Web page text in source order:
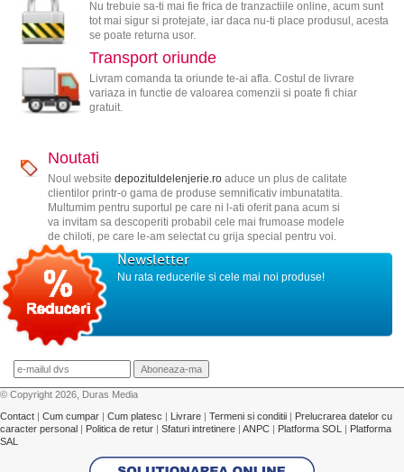
Nu trebuie sa-ti mai fie frica de tranzactiile online, acum sunt
tot mai sigur si protejate, iar daca nu-ti place produsul, acesta
se poate returna usor.
Transport oriunde
Livram comanda ta oriunde te-ai afla. Costul de livrare
variaza in functie de valoarea comenzii si poate fi chiar
gratuit.
Noutati
Noul website depozituldelenjerie.roaduce un plus de calitate
clientilor printr-o gama de produse semnificativ imbunatatita.
Multumim pentru suportul pe care ni l-ati oferit pana acum si
va invitam sa descoperiti probabil cele mai frumoase modele
de chiloti, pe care le-am selectat cu grija special pentru voi.
Newsletter
Nu rata reducerile si cele mai noi produse!
© Copyright 2026, Duras Media
Contact | Cum cumpar | Cum platesc | Livrare | Termeni si conditii | Prelucrarea datelor cu
caracter personal | Politica de retur | Sfaturi intretinere | ANPC | Platforma SOL | Platforma
SAL